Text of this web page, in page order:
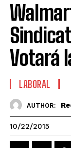
Votará
LABORAL
AUTHOR:
10/22/2015